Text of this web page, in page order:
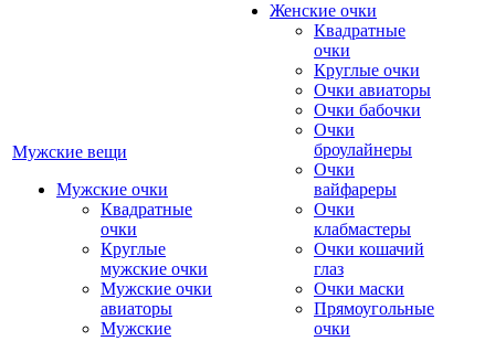
Мужские вещи
Мужские очки
Квадратные
очки
Круглые
мужские очки
Мужские очки
авиаторы
Мужские
Женские очки
Квадратные
очки
Круглые очки
Очки авиаторы
Очки бабочки
Очки
броулайнеры
Очки
вайфареры
Очки
клабмастеры
Очки кошачий
глаз
Очки маски
Прямоугольные
очки